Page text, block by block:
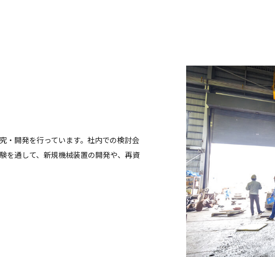
・開発を行っています。社内での検討会
を通して、新規機械装置の開発や、再資